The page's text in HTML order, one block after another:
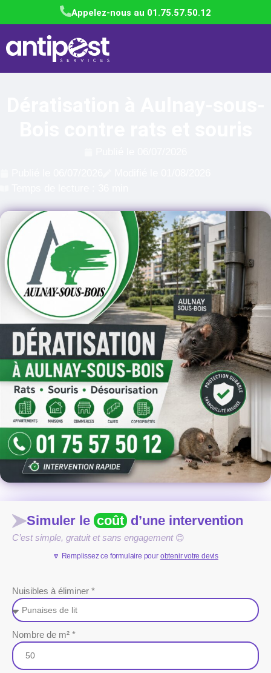
Appelez-nous au 01.75.57.50.12
Simuler le coût d’une intervention
C’est simple, gratuit et sans engagement 😊
🔽 Remplissez ce formulaire pour obtenir votre devis
Nuisibles à éliminer *
Nombre de m² *